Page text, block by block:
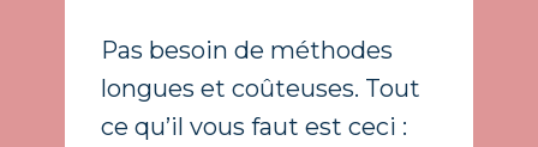
Pas besoin de méthodes
longues et coûteuses. Tout
ce qu’il vous faut est ceci :